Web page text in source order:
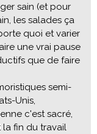
sain (et pour
les salades ça
quoi et varier
une vrai pause
que de faire
semi-
Unis,
c'est sacré,
fin du travail